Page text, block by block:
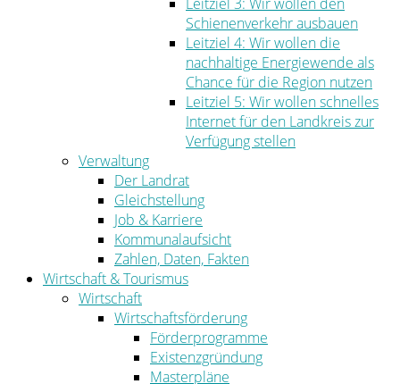
Schienenverkehr ausbauen
Leitziel 4: Wir wollen die
nachhaltige Energiewende als
Chance für die Region nutzen
Leitziel 5: Wir wollen schnelles
Internet für den Landkreis zur
Verfügung stellen
Verwaltung
Der Landrat
Gleichstellung
Job & Karriere
Kommunalaufsicht
Zahlen, Daten, Fakten
Wirtschaft & Tourismus
Wirtschaft
Wirtschaftsförderung
Förderprogramme
Existenzgründung
Masterpläne